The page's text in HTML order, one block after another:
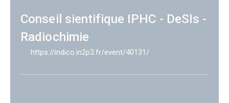
Conseil sientifique IPHC - DeSIs -
Radiochimie
https://indico.in2p3.fr/event/40131/